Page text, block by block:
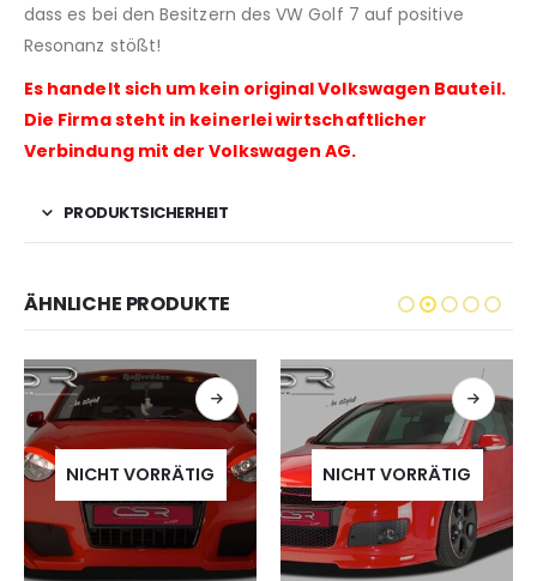
dass es bei den Besitzern des VW Golf 7 auf positive
Resonanz stößt!
Es handelt sich um kein original Volkswagen Bauteil.
Die Firma steht in keinerlei wirtschaftlicher
Verbindung mit der Volkswagen AG.
PRODUKTSICHERHEIT
ÄHNLICHE PRODUKTE
NICHT VORRÄTIG NICHT VORRÄTIG